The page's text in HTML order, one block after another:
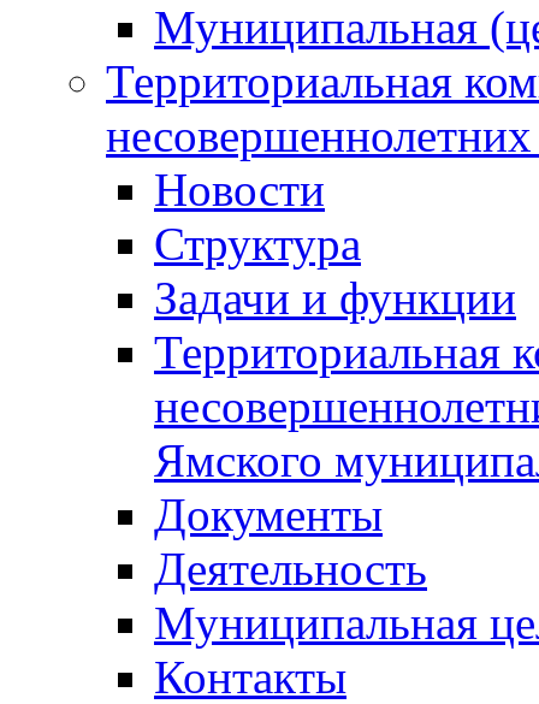
Муниципальная
Территориальная
Новости
Структура
Задачи и функции
Территориальная
Ямского
Документы
Деятельность
Муниципальная
Контакты